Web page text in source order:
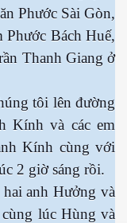
Phước Sài Gòn,
Bách Huế,
Thanh Giang ở
tôi lên đường
Kính và các em
Kính cùng với
2 giờ sáng rồi.
anh Hưởng và
lúc Hùng và